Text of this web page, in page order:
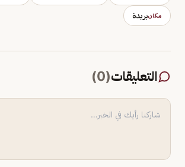
مكانبريدة
التعليقات(
0
)